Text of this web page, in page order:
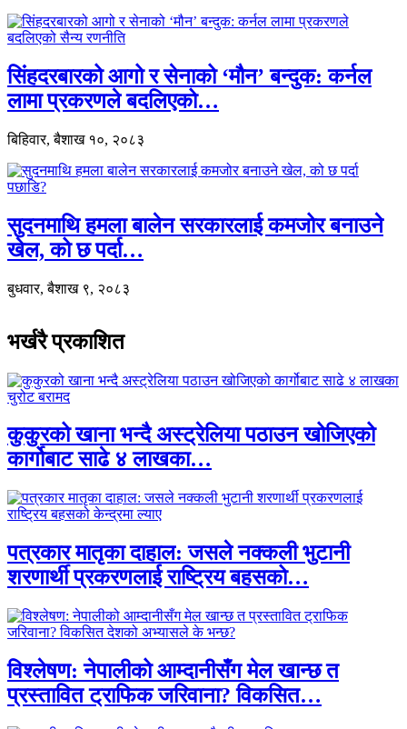
सिंहदरबारको आगो र सेनाको ‘मौन’ बन्दुक: कर्नल
लामा प्रकरणले बदलिएको…
बिहिवार, बैशाख १०, २०८३
सुदनमाथि हमला बालेन सरकारलाई कमजोर बनाउने
खेल, को छ पर्दा…
बुधवार, बैशाख ९, २०८३
भर्खरै प्रकाशित
कुकुरको खाना भन्दै अस्ट्रेलिया पठाउन खोजिएको
कार्गोबाट साढे ४ लाखका…
पत्रकार मातृका दाहाल: जसले नक्कली भुटानी
शरणार्थी प्रकरणलाई राष्ट्रिय बहसको…
विश्लेषण: नेपालीको आम्दानीसँग मेल खान्छ त
प्रस्तावित ट्राफिक जरिवाना? विकसित…